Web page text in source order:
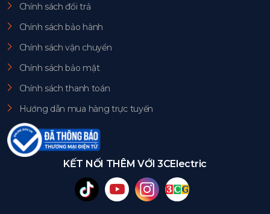
Chính sách đổi trả
Chính sách bảo hành
Chính sách vận chuyển
Chính sách bảo mật
Chính sách thanh toán
Hướng dẫn mua hàng trực tuyến
KẾT NỐI THÊM VỚI 3CElectric